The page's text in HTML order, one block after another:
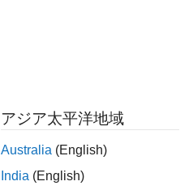
アジア太平洋地域
Australia (English)
India (English)